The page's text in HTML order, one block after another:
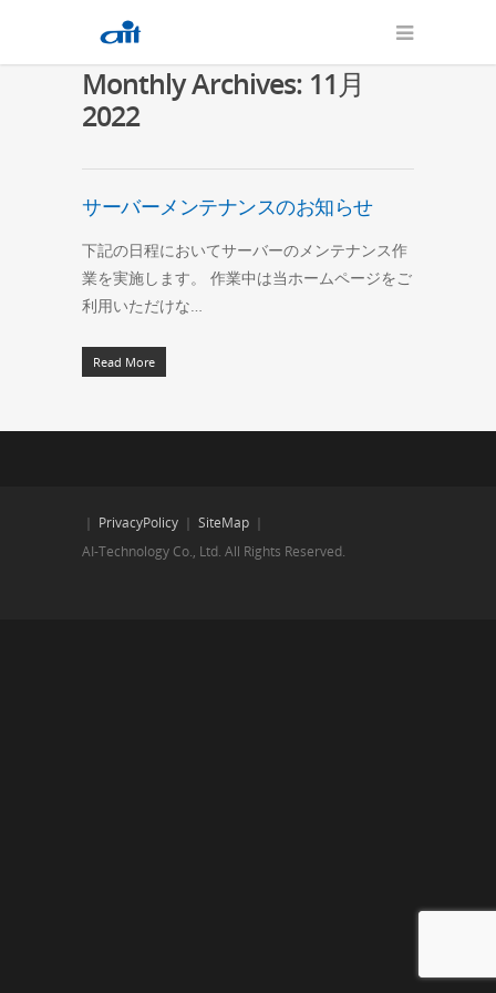
Monthly Archives: 11月
2022
サーバーメンテナンスのお知らせ
下記の日程においてサーバーのメンテナンス作
業を実施します。 作業中は当ホームページをご
利用いただけな…
Read More
｜ PrivacyPolicy ｜ SiteMap ｜
AI-Technology Co., Ltd. All Rights Reserved.